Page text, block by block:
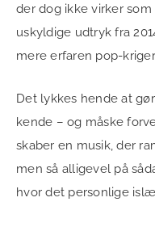
der dog ikke virker
uskyldige udtryk fra
mere erfaren pop-
Det lykkes hende at
kende – og måske
skaber en musik, der
men så alligevel på
hvor det personlige